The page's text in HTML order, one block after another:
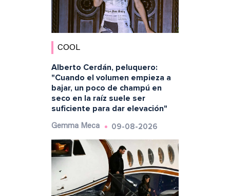
COOL
Alberto Cerdán, peluquero:
"Cuando el volumen empieza a
bajar, un poco de champú en
seco en la raíz suele ser
suficiente para dar elevación"
Gemma Meca 09-08-2026